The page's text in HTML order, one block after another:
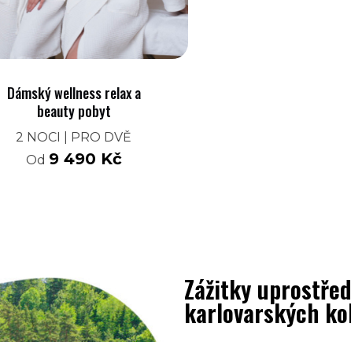
Dámský wellness relax a
beauty pobyt
Od 9 490 Kč
2 NOCI | PRO DVĚ
Zážitky
karlovarských